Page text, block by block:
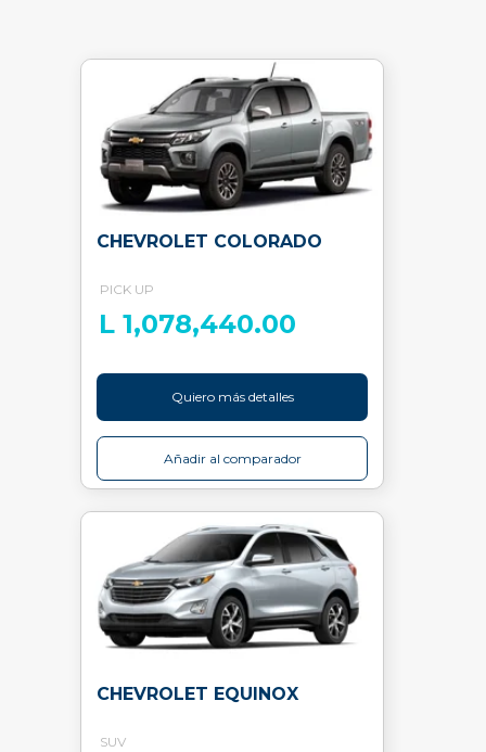
CHEVROLET COLORADO
PICK UP
L 1,078,440.00
Quiero más detalles
Añadir al comparador
CHEVROLET EQUINOX
SUV